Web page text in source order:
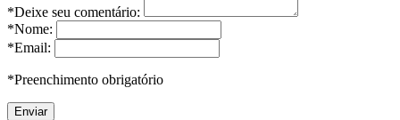
*Deixe seu comentário:
*Nome:
*Email:
*Preenchimento obrigatório